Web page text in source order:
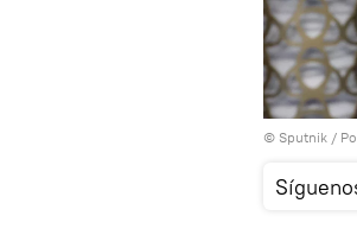
© Sputnik /